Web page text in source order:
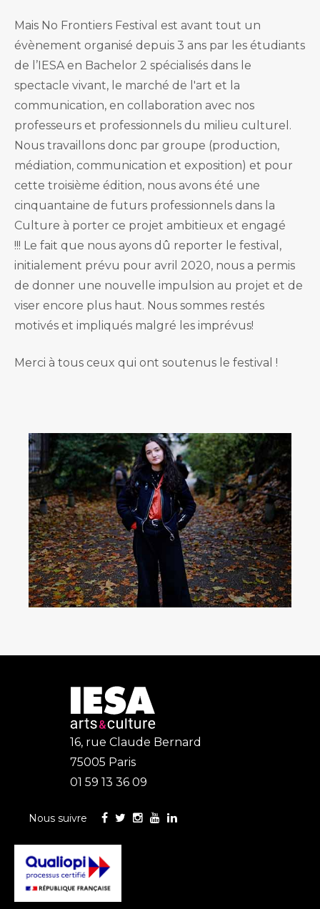
Mais No Frontiers Festival est avant tout un
évènement organisé depuis 3 ans par les étudiants
de l’IESA en Bachelor 2 spécialisés dans le
spectacle vivant, le marché de l'art et la
communication, en collaboration avec nos
professeurs et professionnels du milieu culturel.
Nous travaillons donc par groupe (production,
médiation, communication et exposition) et pour
cette troisième édition, nous avons été une
cinquantaine de futurs professionnels dans la
Culture à porter ce projet ambitieux et engagé
!!! Le fait que nous ayons dû reporter le festival,
initialement prévu pour avril 2020, nous a permis
de donner une nouvelle impulsion au projet et de
viser encore plus haut. Nous sommes restés
motivés et impliqués malgré les imprévus!
Merci à tous ceux qui ont soutenus le festival !
16, rue Claude Bernard
75005 Paris
01 59 13 36 09
Nous suivre